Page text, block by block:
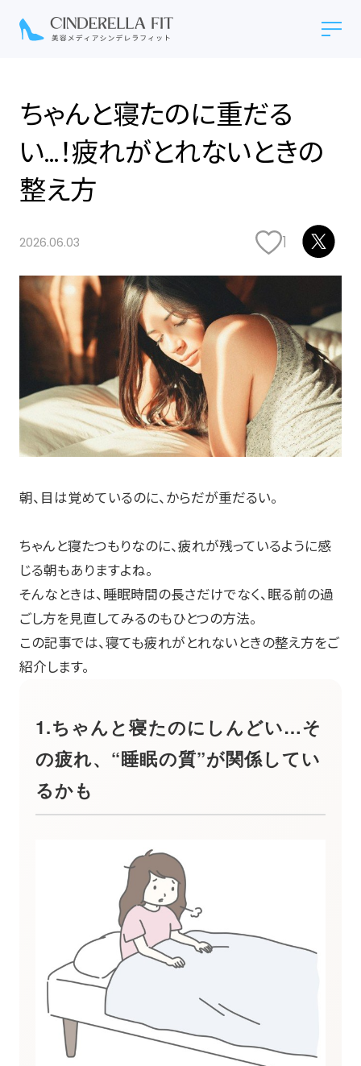
ちゃんと寝たのに重だる
い…！疲れがとれないときの
整え方
2026.06.03 1
朝、目は覚めているのに、からだが重だるい。
ちゃんと寝たつもりなのに、疲れが残っているように感
じる朝もありますよね。
そんなときは、睡眠時間の長さだけでなく、眠る前の過
ごし方を見直してみるのもひとつの方法。
この記事では、寝ても疲れがとれないときの整え方をご
紹介します。
1.ちゃんと寝たのにしんどい…そ
の疲れ、“睡眠の質”が関係してい
るかも